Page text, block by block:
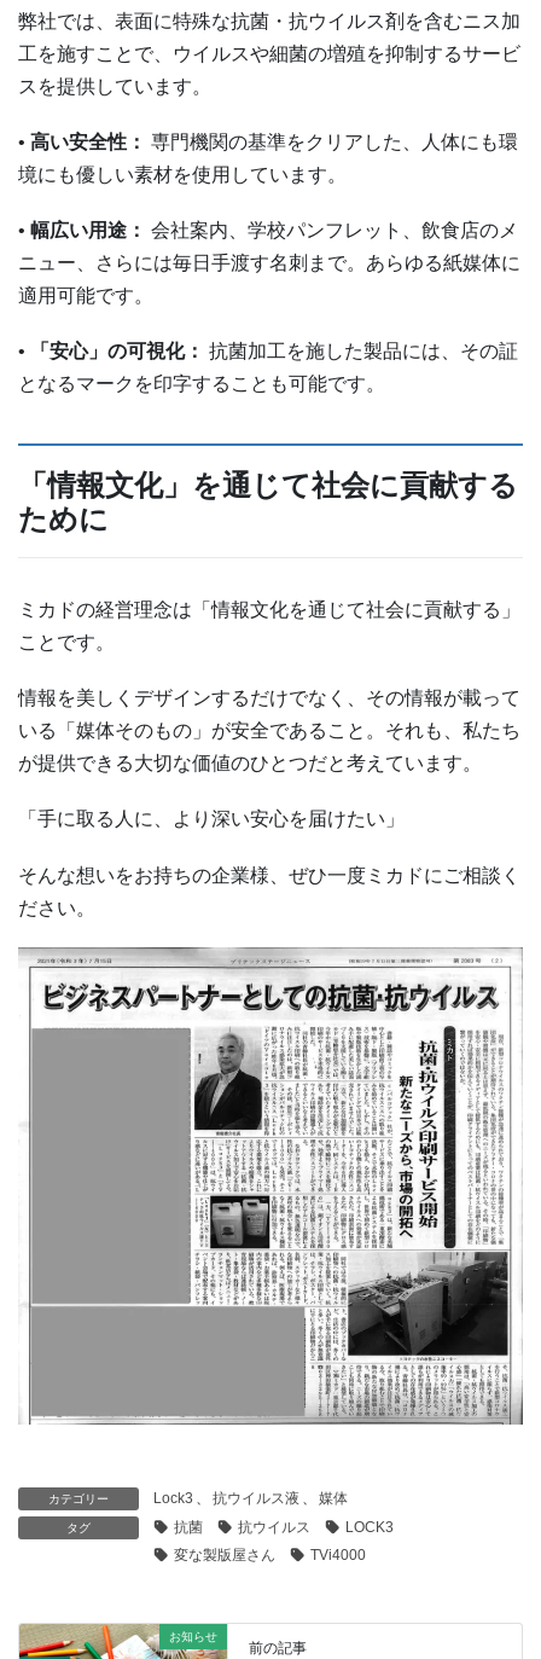
弊社では、表面に特殊な抗菌・抗ウイルス剤を含むニス加
工を施すことで、ウイルスや細菌の増殖を抑制するサービ
スを提供しています。
• 高い安全性： 専門機関の基準をクリアした、人体にも環
境にも優しい素材を使用しています。
• 幅広い用途： 会社案内、学校パンフレット、飲食店のメ
ニュー、さらには毎日手渡す名刺まで。あらゆる紙媒体に
適用可能です。
• 「安心」の可視化： 抗菌加工を施した製品には、その証
となるマークを印字することも可能です。
「情報文化」を通じて社会に貢献する
ために
ミカドの経営理念は「情報文化を通じて社会に貢献する」
ことです。
情報を美しくデザインするだけでなく、その情報が載って
いる「媒体そのもの」が安全であること。それも、私たち
が提供できる大切な価値のひとつだと考えています。
「手に取る人に、より深い安心を届けたい」
そんな想いをお持ちの企業様、ぜひ一度ミカドにご相談く
ださい。
カテゴリー Lock3 、 抗ウイルス液 、 媒体
タグ 抗菌 抗ウイルス
LOCK3
変な製版屋さん
TVi4000
お知らせ
前の記事